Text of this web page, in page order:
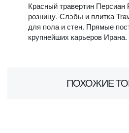
Красный травертин Персиан
розницу. Слэбы и плитка
для пола и стен. Прямые
крупнейших карьеров Ирана.
ПОХОЖИЕ